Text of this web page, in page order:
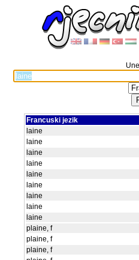
Francuski jezik
laine
laine
laine
laine
laine
laine
laine
laine
laine
plaine, f
plaine, f
plaine, f